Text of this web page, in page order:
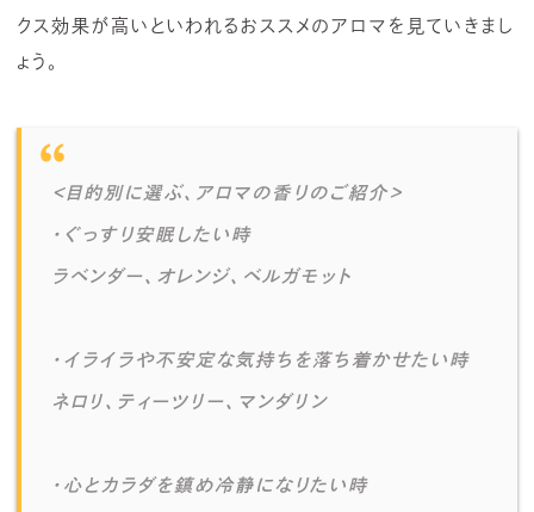
クス効果が高いといわれるおススメのアロマを見ていきまし
ょう。
＜目的別に選ぶ、アロマの香りのご紹介＞
・ぐっすり安眠したい時
ラベンダー、オレンジ、ベルガモット
・イライラや不安定な気持ちを落ち着かせたい時
ネロリ、ティーツリー、マンダリン
・心とカラダを鎮め冷静になりたい時